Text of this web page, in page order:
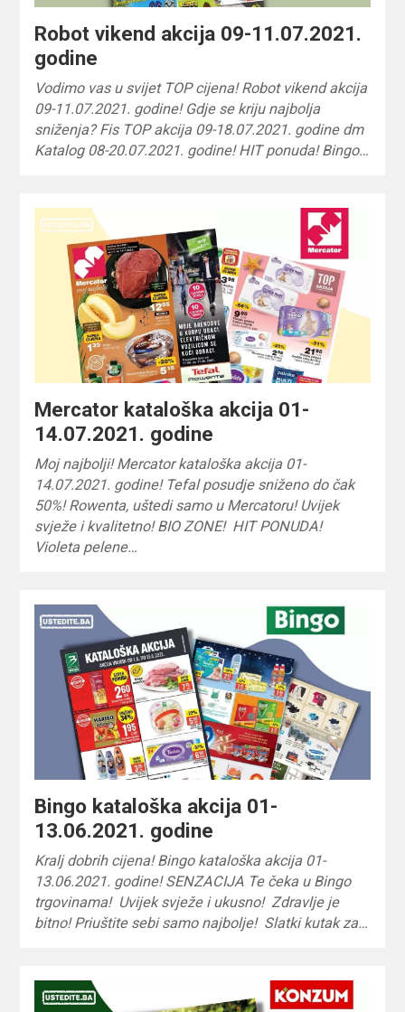
Robot vikend akcija 09-11.07.2021.
godine
Vodimo vas u svijet TOP cijena! Robot vikend akcija
09-11.07.2021. godine! Gdje se kriju najbolja
sniženja? Fis TOP akcija 09-18.07.2021. godine dm
Katalog 08-20.07.2021. godine! HIT ponuda! Bingo…
Mercator kataloška akcija 01-
14.07.2021. godine
Moj najbolji! Mercator kataloška akcija 01-
14.07.2021. godine! Tefal posudje sniženo do čak
50%! Rowenta, uštedi samo u Mercatoru! Uvijek
svježe i kvalitetno! BIO ZONE! HIT PONUDA!
Violeta pelene…
Bingo kataloška akcija 01-
13.06.2021. godine
Kralj dobrih cijena! Bingo kataloška akcija 01-
13.06.2021. godine! SENZACIJA Te čeka u Bingo
trgovinama! Uvijek svježe i ukusno! Zdravlje je
bitno! Priuštite sebi samo najbolje! Slatki kutak za…